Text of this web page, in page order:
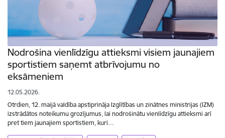
Nodrošina vienlīdzīgu attieksmi visiem jaunajiem
sportistiem saņemt atbrīvojumu no
eksāmeniem
12.05.2026.
Otrdien, 12. maijā valdība apstiprināja Izglītības un zinātnes ministrijas (IZM)
izstrādātos noteikumu grozījumus, lai nodrošinātu vienlīdzīgu attieksmi arī
pret tiem jaunajiem sportistiem, kuri…